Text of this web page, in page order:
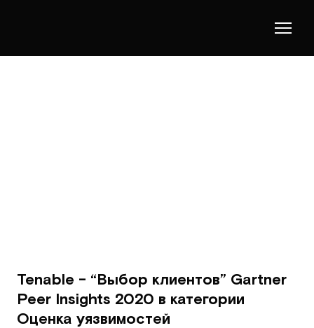
Tenable - “Выбор клиентов” Gartner
Peer Insights 2020 в категории
Оценка уязвимостей